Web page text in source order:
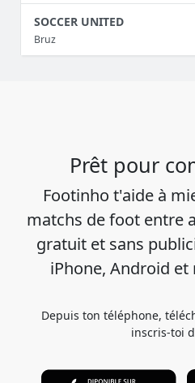
SOCCER UNITED
Bruz
Prêt pour
Footinho t'aide à
matchs de foot entre
gratuit et sans
iPhone, Android
Depuis ton téléphone,
inscris-toi